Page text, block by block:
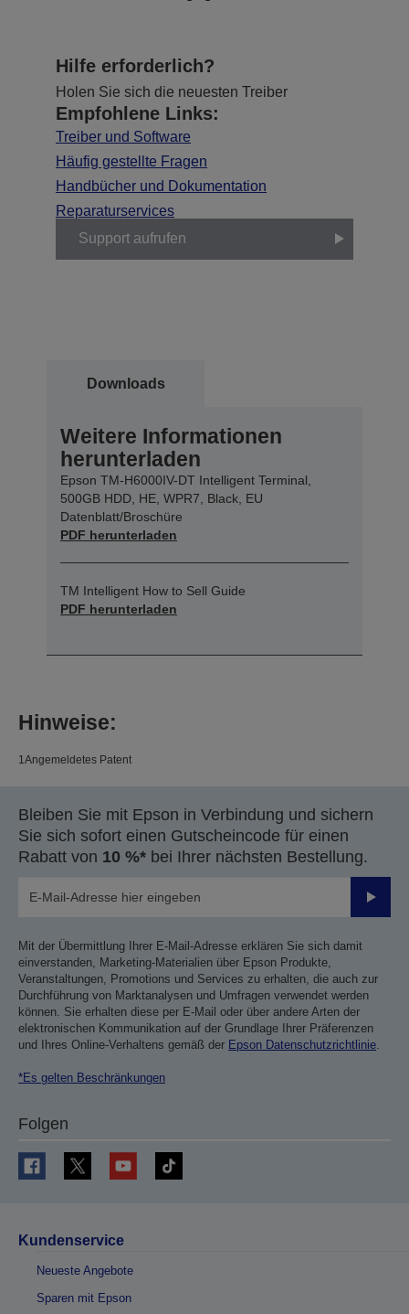
Hilfe erforderlich?
Holen Sie sich die neuesten Treiber
Empfohlene Links:
Treiber und Software
Häufig gestellte Fragen
Handbücher und Dokumentation
Reparaturservices
Support aufrufen
Downloads
Weitere Informationen
herunterladen
Epson TM-H6000IV-DT Intelligent Terminal,
500GB HDD, HE, WPR7, Black, EU
Datenblatt/Broschüre
PDF herunterladen
TM Intelligent How to Sell Guide
PDF herunterladen
Hinweise:
1Angemeldetes Patent
Bleiben Sie mit Epson in Verbindung und sichern
Sie sich sofort einen Gutscheincode für einen
Rabatt von 10 %* bei Ihrer nächsten Bestellung.
Mit der Übermittlung Ihrer E-Mail-Adresse erklären Sie sich damit
einverstanden, Marketing-Materialien über Epson Produkte,
Veranstaltungen, Promotions und Services zu erhalten, die auch zur
Durchführung von Marktanalysen und Umfragen verwendet werden
können. Sie erhalten diese per E-Mail oder über andere Arten der
elektronischen Kommunikation auf der Grundlage Ihrer Präferenzen
und Ihres Online-Verhaltens gemäß der Epson Datenschutzrichtlinie
*Es gelten Beschränkungen
Folgen
Kundenservice
Neueste Angebote
Sparen mit Epson